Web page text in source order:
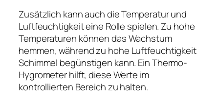
Zusätzlich kann auch die Temperatur und
Luftfeuchtigkeit eine Rolle spielen. Zu hohe
Temperaturen können das Wachstum
hemmen, während zu hohe Luftfeuchtigkeit
Schimmel begünstigen kann. Ein Thermo-
Hygrometer hilft, diese Werte im
kontrollierten Bereich zu halten.